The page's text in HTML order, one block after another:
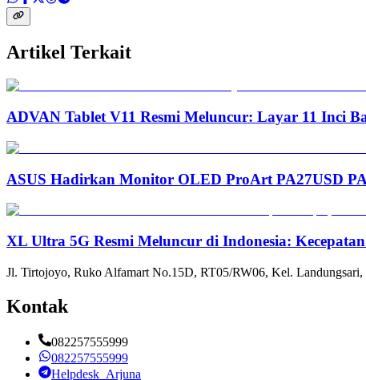
Artikel Terkait
ADVAN Tablet V11 Resmi Meluncur: Layar 11 Inci
ASUS Hadirkan Monitor OLED ProArt PA27USD
XL Ultra 5G Resmi Meluncur di Indonesia:
Jl. Tirtojoyo, Ruko Alfamart No.15D, RT05/RW06, Kel.
Kontak
082257555999
082257555999
Helpdesk_Arjuna